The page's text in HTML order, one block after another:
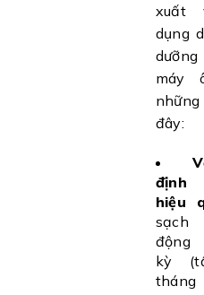
xuất
dụng
máy
những
đây:
hiệu
sạch
động
kỳ
tháng